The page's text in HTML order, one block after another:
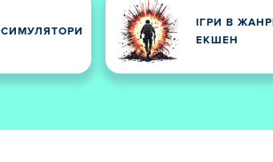
СИМУЛЯТОРИ
ІГРИ В ЖАНРІ
ЕКШЕН